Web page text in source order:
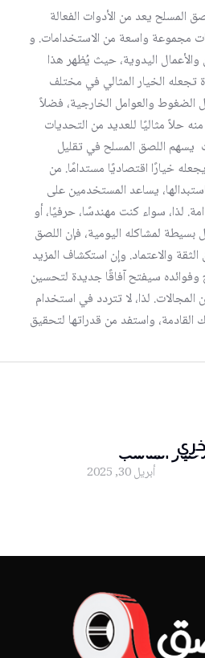
المسلح يعد من الأدوات الفعالة
مجموعة واسعة من الاستخدامات. و
والأعمال اليدوية، حيث يُظهر هذا
تجعله الخيار المثالي في مختلف
الضغوط والعوامل الخارجية، فضلاً
حلاً مثاليًا للعديد من التحديات
يسهم اللصق المسلح في تقليل
خيارًا اقتصاديًا مستدامًا. من
يساعد المستخدمين على
لذا، سواء كنت مهندسًا، حرفيًا، أو
لمشاكله اليومية، فإن اللصق
والاعتماد. وإن استكشاف المزيد
سيفتح آفاقًا جديدة لتحسين
المجالات. لذا، لا تتردد في استخدام
القادمة، واستفد من قدراتها لتحقيق
المستخدم
المناسب”
أبريل 30, 2025